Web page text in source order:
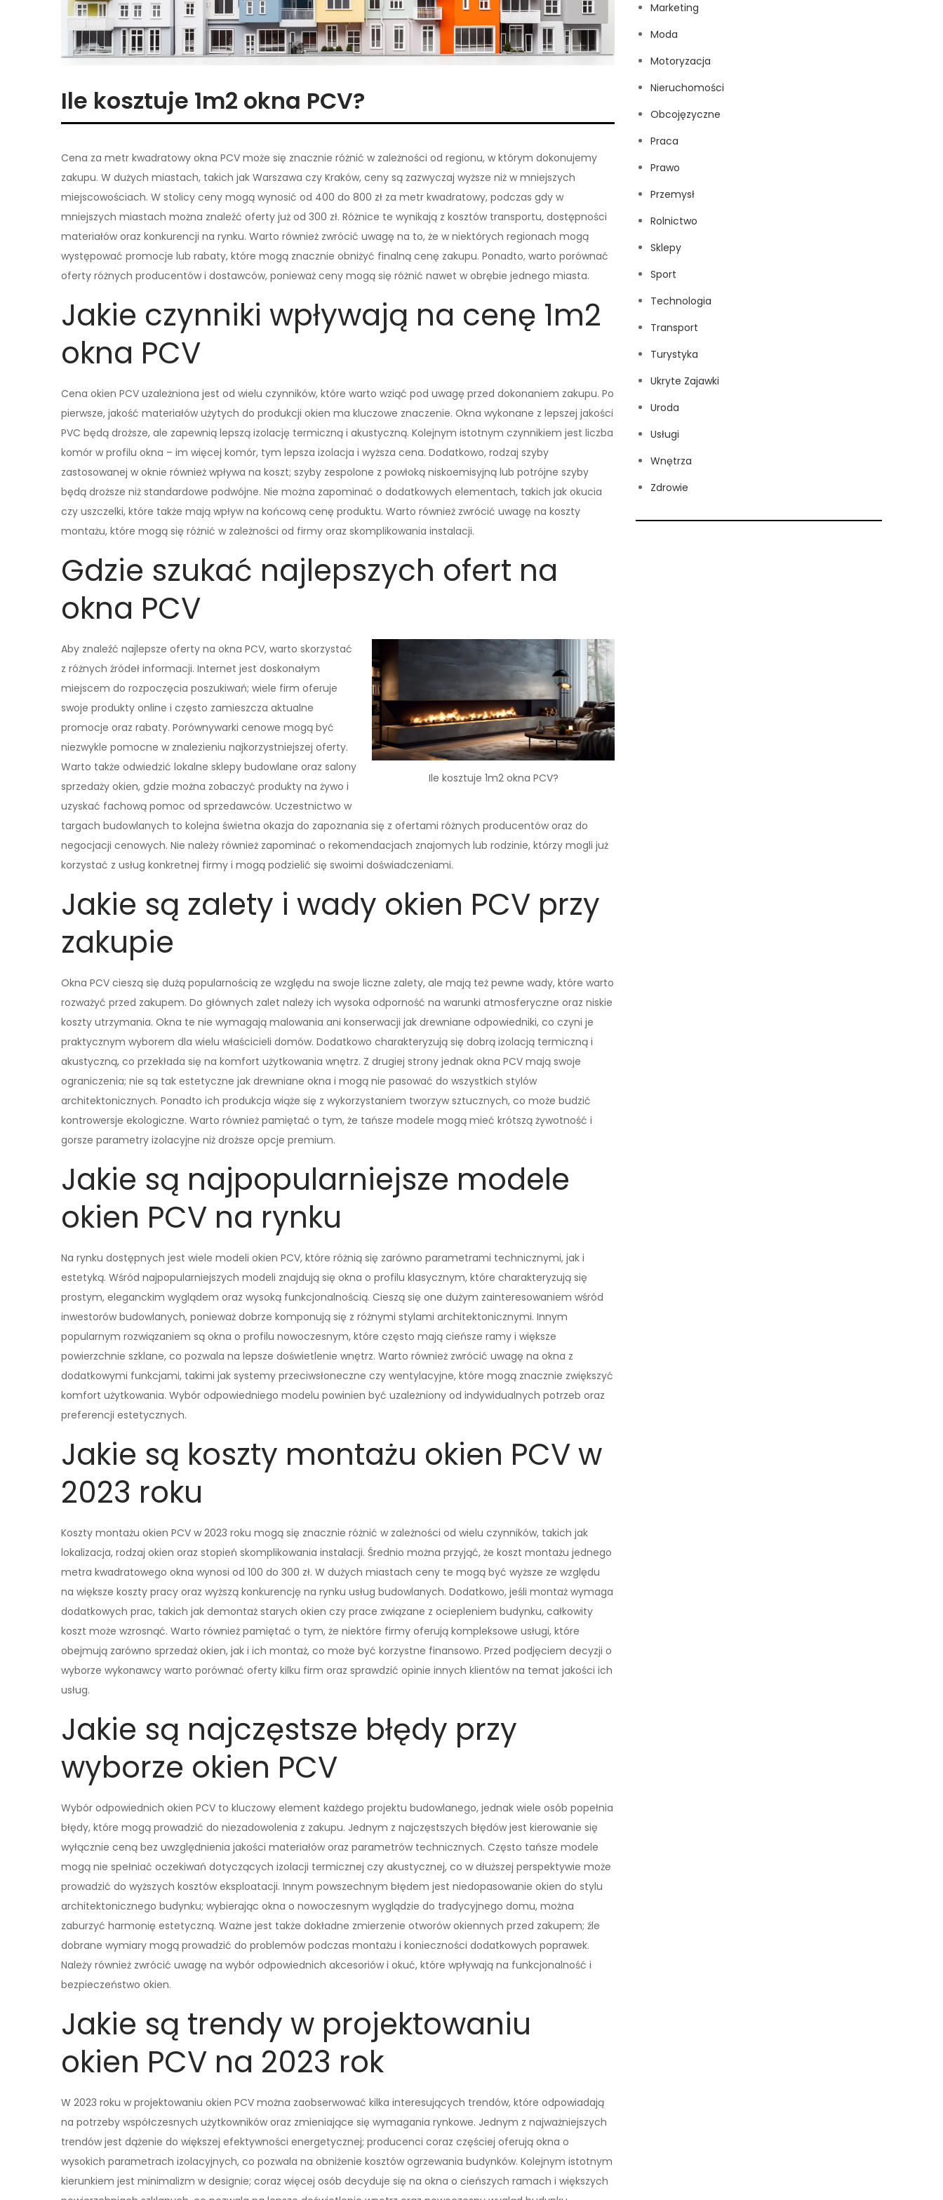
Ile kosztuje 1m2 okna PCV?
Cena za metr kwadratowy okna PCV może się znacznie różnić w zależności od regionu, w którym dokonujemy
zakupu. W dużych miastach, takich jak Warszawa czy Kraków, ceny są zazwyczaj wyższe niż w mniejszych
miejscowościach. W stolicy ceny mogą wynosić od 400 do 800 zł za metr kwadratowy, podczas gdy w
mniejszych miastach można znaleźć oferty już od 300 zł. Różnice te wynikają z kosztów transportu, dostępności
materiałów oraz konkurencji na rynku. Warto również zwrócić uwagę na to, że w niektórych regionach mogą
występować promocje lub rabaty, które mogą znacznie obniżyć finalną cenę zakupu. Ponadto, warto porównać
oferty różnych producentów i dostawców, ponieważ ceny mogą się różnić nawet w obrębie jednego miasta.
Jakie czynniki wpływają na cenę 1m2
okna PCV
Cena okien PCV uzależniona jest od wielu czynników, które warto wziąć pod uwagę przed dokonaniem zakupu. Po
pierwsze, jakość materiałów użytych do produkcji okien ma kluczowe znaczenie. Okna wykonane z lepszej jakości
PVC będą droższe, ale zapewnią lepszą izolację termiczną i akustyczną. Kolejnym istotnym czynnikiem jest liczba
komór w profilu okna – im więcej komór, tym lepsza izolacja i wyższa cena. Dodatkowo, rodzaj szyby
zastosowanej w oknie również wpływa na koszt; szyby zespolone z powłoką niskoemisyjną lub potrójne szyby
będą droższe niż standardowe podwójne. Nie można zapominać o dodatkowych elementach, takich jak okucia
czy uszczelki, które także mają wpływ na końcową cenę produktu. Warto również zwrócić uwagę na koszty
montażu, które mogą się różnić w zależności od firmy oraz skomplikowania instalacji.
Gdzie szukać najlepszych ofert na
okna PCV
Ile kosztuje 1m2 okna PCV?
Aby znaleźć najlepsze oferty na okna PCV, warto skorzystać
z różnych źródeł informacji. Internet jest doskonałym
miejscem do rozpoczęcia poszukiwań; wiele firm oferuje
swoje produkty online i często zamieszcza aktualne
promocje oraz rabaty. Porównywarki cenowe mogą być
niezwykle pomocne w znalezieniu najkorzystniejszej oferty.
Warto także odwiedzić lokalne sklepy budowlane oraz salony
sprzedaży okien, gdzie można zobaczyć produkty na żywo i
uzyskać fachową pomoc od sprzedawców. Uczestnictwo w
targach budowlanych to kolejna świetna okazja do zapoznania się z ofertami różnych producentów oraz do
negocjacji cenowych. Nie należy również zapominać o rekomendacjach znajomych lub rodzinie, którzy mogli już
korzystać z usług konkretnej firmy i mogą podzielić się swoimi doświadczeniami.
Jakie są zalety i wady okien PCV przy
zakupie
Okna PCV cieszą się dużą popularnością ze względu na swoje liczne zalety, ale mają też pewne wady, które warto
rozważyć przed zakupem. Do głównych zalet należy ich wysoka odporność na warunki atmosferyczne oraz niskie
koszty utrzymania. Okna te nie wymagają malowania ani konserwacji jak drewniane odpowiedniki, co czyni je
praktycznym wyborem dla wielu właścicieli domów. Dodatkowo charakteryzują się dobrą izolacją termiczną i
akustyczną, co przekłada się na komfort użytkowania wnętrz. Z drugiej strony jednak okna PCV mają swoje
ograniczenia; nie są tak estetyczne jak drewniane okna i mogą nie pasować do wszystkich stylów
architektonicznych. Ponadto ich produkcja wiąże się z wykorzystaniem tworzyw sztucznych, co może budzić
kontrowersje ekologiczne. Warto również pamiętać o tym, że tańsze modele mogą mieć krótszą żywotność i
gorsze parametry izolacyjne niż droższe opcje premium.
Jakie są najpopularniejsze modele
okien PCV na rynku
Na rynku dostępnych jest wiele modeli okien PCV, które różnią się zarówno parametrami technicznymi, jak i
estetyką. Wśród najpopularniejszych modeli znajdują się okna o profilu klasycznym, które charakteryzują się
prostym, eleganckim wyglądem oraz wysoką funkcjonalnością. Cieszą się one dużym zainteresowaniem wśród
inwestorów budowlanych, ponieważ dobrze komponują się z różnymi stylami architektonicznymi. Innym
popularnym rozwiązaniem są okna o profilu nowoczesnym, które często mają cieńsze ramy i większe
powierzchnie szklane, co pozwala na lepsze doświetlenie wnętrz. Warto również zwrócić uwagę na okna z
dodatkowymi funkcjami, takimi jak systemy przeciwsłoneczne czy wentylacyjne, które mogą znacznie zwiększyć
komfort użytkowania. Wybór odpowiedniego modelu powinien być uzależniony od indywidualnych potrzeb oraz
preferencji estetycznych.
Jakie są koszty montażu okien PCV w
2023 roku
Koszty montażu okien PCV w 2023 roku mogą się znacznie różnić w zależności od wielu czynników, takich jak
lokalizacja, rodzaj okien oraz stopień skomplikowania instalacji. Średnio można przyjąć, że koszt montażu jednego
metra kwadratowego okna wynosi od 100 do 300 zł. W dużych miastach ceny te mogą być wyższe ze względu
na większe koszty pracy oraz wyższą konkurencję na rynku usług budowlanych. Dodatkowo, jeśli montaż wymaga
dodatkowych prac, takich jak demontaż starych okien czy prace związane z ociepleniem budynku, całkowity
koszt może wzrosnąć. Warto również pamiętać o tym, że niektóre firmy oferują kompleksowe usługi, które
obejmują zarówno sprzedaż okien, jak i ich montaż, co może być korzystne finansowo. Przed podjęciem decyzji o
wyborze wykonawcy warto porównać oferty kilku firm oraz sprawdzić opinie innych klientów na temat jakości ich
usług.
Jakie są najczęstsze błędy przy
wyborze okien PCV
Wybór odpowiednich okien PCV to kluczowy element każdego projektu budowlanego, jednak wiele osób popełnia
błędy, które mogą prowadzić do niezadowolenia z zakupu. Jednym z najczęstszych błędów jest kierowanie się
wyłącznie ceną bez uwzględnienia jakości materiałów oraz parametrów technicznych. Często tańsze modele
mogą nie spełniać oczekiwań dotyczących izolacji termicznej czy akustycznej, co w dłuższej perspektywie może
prowadzić do wyższych kosztów eksploatacji. Innym powszechnym błędem jest niedopasowanie okien do stylu
architektonicznego budynku; wybierając okna o nowoczesnym wyglądzie do tradycyjnego domu, można
zaburzyć harmonię estetyczną. Ważne jest także dokładne zmierzenie otworów okiennych przed zakupem; źle
dobrane wymiary mogą prowadzić do problemów podczas montażu i konieczności dodatkowych poprawek.
Należy również zwrócić uwagę na wybór odpowiednich akcesoriów i okuć, które wpływają na funkcjonalność i
bezpieczeństwo okien.
Jakie są trendy w projektowaniu
okien PCV na 2023 rok
W 2023 roku w projektowaniu okien PCV można zaobserwować kilka interesujących trendów, które odpowiadają
na potrzeby współczesnych użytkowników oraz zmieniające się wymagania rynkowe. Jednym z najważniejszych
trendów jest dążenie do większej efektywności energetycznej; producenci coraz częściej oferują okna o
wysokich parametrach izolacyjnych, co pozwala na obniżenie kosztów ogrzewania budynków. Kolejnym istotnym
kierunkiem jest minimalizm w designie; coraz więcej osób decyduje się na okna o cieńszych ramach i większych
Marketing
Moda
Motoryzacja
Nieruchomości
Obcojęzyczne
Praca
Prawo
Przemysł
Rolnictwo
Sklepy
Sport
Technologia
Transport
Turystyka
Ukryte Zajawki
Uroda
Usługi
Wnętrza
Zdrowie